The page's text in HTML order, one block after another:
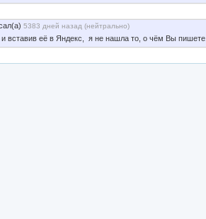
5383 дней назад (нейтрально)
вставив её в Яндекс, я не нашла то, о чём Вы пишете.